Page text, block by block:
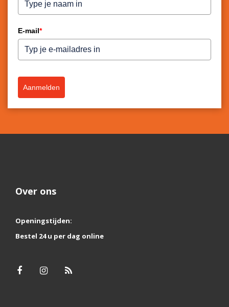
E-mail*
Aanmelden
Over ons
Openingstijden:
Bestel 24 u per dag online